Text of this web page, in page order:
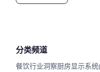
分类频道
餐饮行业洞察厨房显示系统